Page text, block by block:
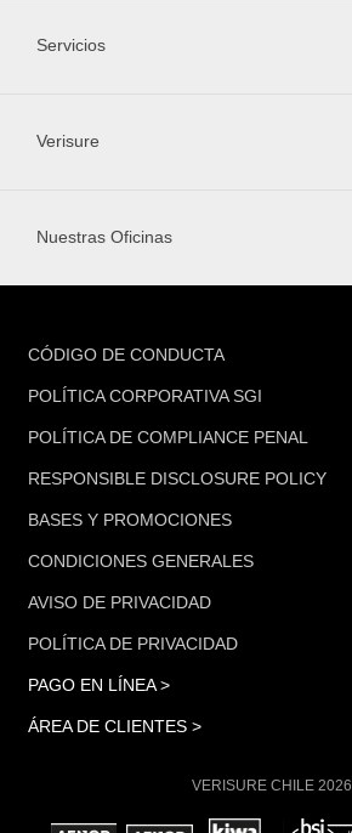
Servicios
Verisure
Nuestras Oficinas
FOOTER
CÓDIGO DE CONDUCTA
POLÍTICA CORPORATIVA SGI
POLÍTICA DE COMPLIANCE PENAL
RESPONSIBLE DISCLOSURE POLICY
BASES Y PROMOCIONES
CONDICIONES GENERALES
AVISO DE PRIVACIDAD
POLÍTICA DE PRIVACIDAD
PAGO EN LÍNEA >
ÁREA DE CLIENTES >
VERISURE CHILE 2026